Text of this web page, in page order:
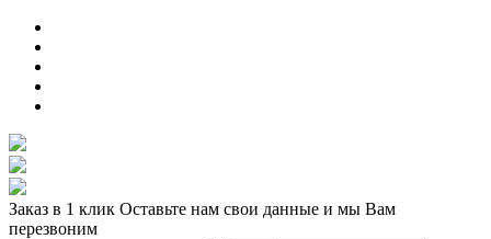
Заказ в 1 клик Оставьте нам свои данные и мы Вам
перезвоним